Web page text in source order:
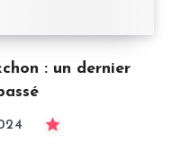
: un dernier